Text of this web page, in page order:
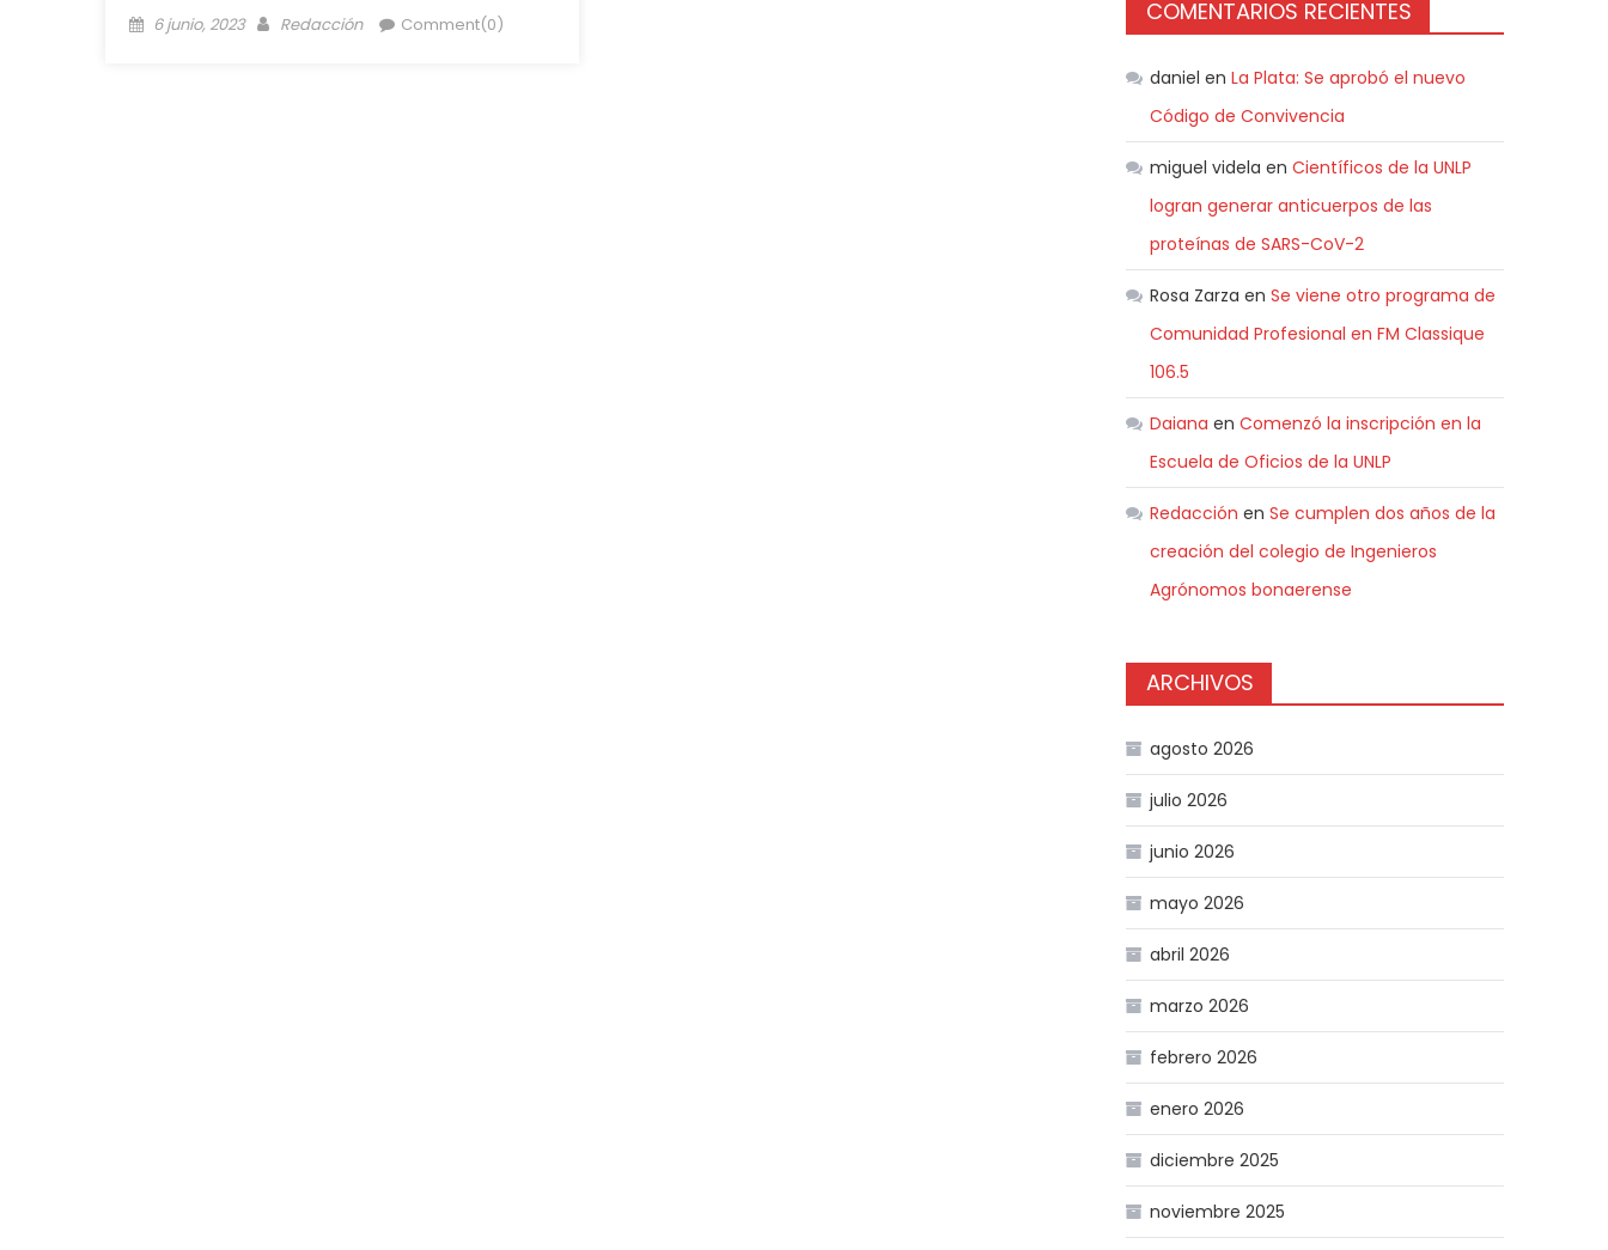
6 junio, 2023 Redacción Comment(0) COMENTARIOS RECIENTES
daniel enLa Plata: Se aprobó el nuevo
Código de Convivencia
miguel videla enCientíficos de la UNLP
logran generar anticuerpos de las
proteínas de SARS-CoV-2
Rosa Zarza enSe viene otro programa de
Comunidad Profesional en FM Classique
106.5
Daiana enComenzó la inscripción en la
Escuela de Oficios de la UNLP
Redacción enSe cumplen dos años de la
creación del colegio de Ingenieros
Agrónomos bonaerense
ARCHIVOS
agosto 2026
julio 2026
junio 2026
mayo 2026
abril 2026
marzo 2026
febrero 2026
enero 2026
diciembre 2025
noviembre 2025